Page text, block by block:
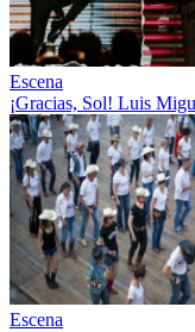
Escena
¡Gracias, Sol! Luis
Escena